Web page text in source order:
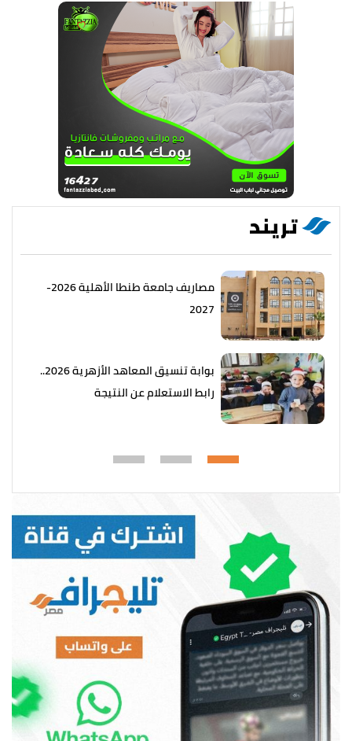
تريند
مصاريف جامعة طنطا الأهلية 2026-
2027
بوابة تنسيق المعاهد الأزهرية 2026..
رابط الاستعلام عن النتيجة